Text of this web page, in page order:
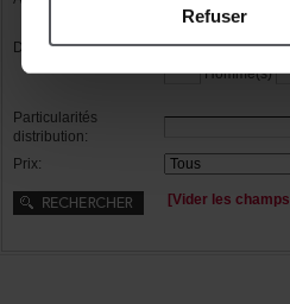
Refuser
Distribution: Femme(s)
Homme(s)
Particularités
distribution:
Prix: